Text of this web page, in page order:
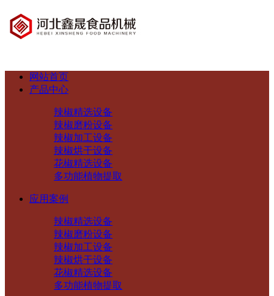
网站首页
产品中心
辣椒精选设备
辣椒磨粉设备
辣椒加工设备
辣椒烘干设备
花椒精选设备
多功能植物提取
应用案例
辣椒精选设备
辣椒磨粉设备
辣椒加工设备
辣椒烘干设备
花椒精选设备
多功能植物提取